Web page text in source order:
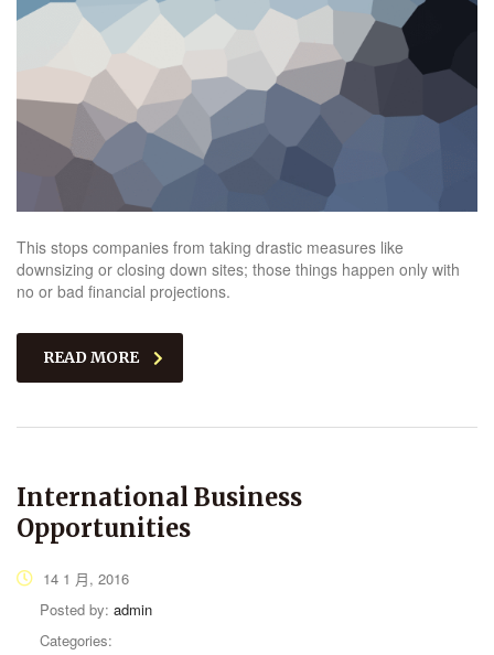
This stops companies from taking drastic measures like
downsizing or closing down sites; those things happen only with
no or bad financial projections.
READ MORE
International Business
Opportunities
14 1 月, 2016
Posted by: admin
Categories: